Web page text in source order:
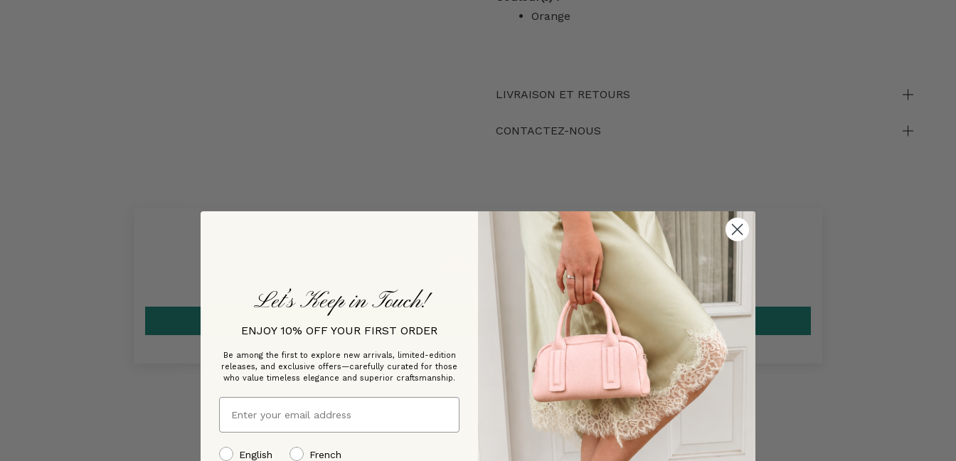
Orange
LIVRAISON ET RETOURS
CONTACTEZ-NOUS
Customer Reviews
Be the first to write a review
Let’s Keep in Touch!
ENJOY 10% OFF YOUR FIRST ORDER
Be among the first to explore new arrivals, limited-edition
releases, and exclusive offers—carefully curated for those
who value timeless elegance and superior craftsmanship.
Email
preffered language
English French